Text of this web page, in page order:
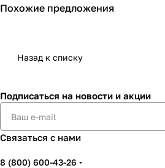
Похожие предложения
Назад к списку
Подписаться на новости и акции
Связаться с нами
8 (800) 600-43-26